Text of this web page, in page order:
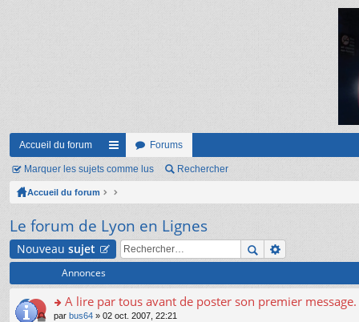
Accueil du forum
ac
co
ci
s
Forums
Marquer les sujets comme lus Rechercher
Accueil du forum
Le forum de Lyon en Lignes
Nouveau sujet
Annonces
o
A lire par tous avant de poster son premier
par bus64 » 02 oct. 2007, 22:21